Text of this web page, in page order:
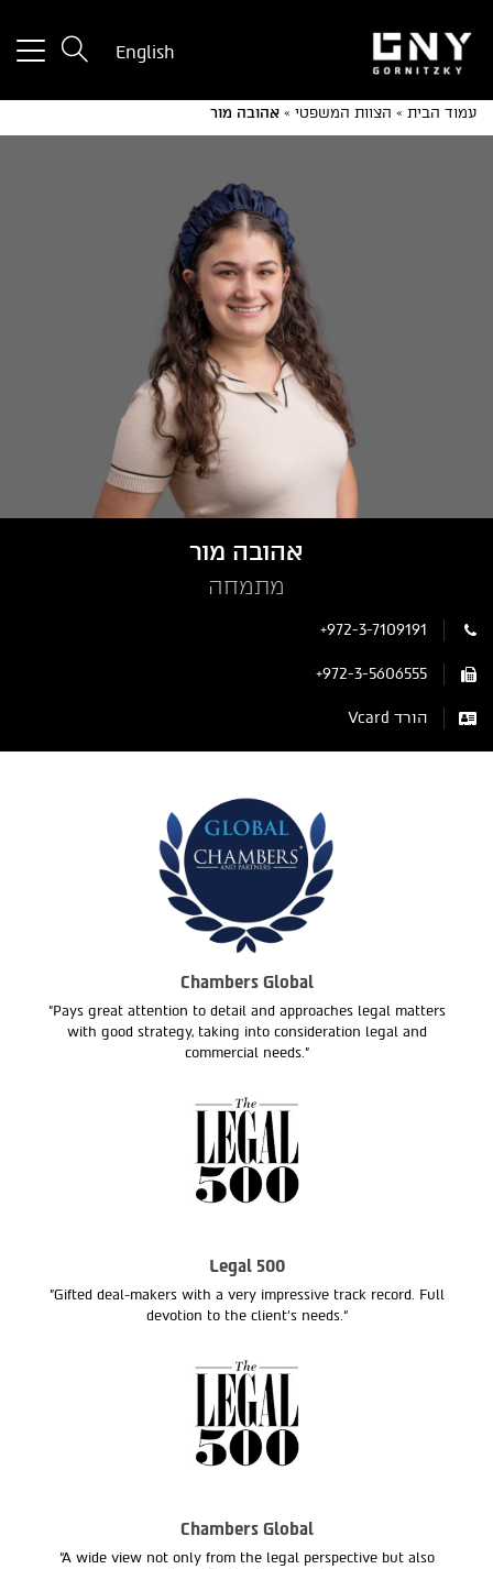
English
עמוד הבית » הצוות המשפטי » אהובה מור
אהובה מור
מתמחה
+972-3-7109191
+972-3-5606555
הורד Vcard
Chambers Global
"Pays great attention to detail and approaches legal matters
with good strategy, taking into consideration legal and
commercial needs."
Legal 500
"Gifted deal-makers with a very impressive track record. Full
devotion to the client’s needs.“
Chambers Global
“A wide view not only from the legal perspective but also